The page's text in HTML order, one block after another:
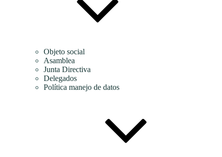
Objeto social
Asamblea
Junta Directiva
Delegados
Política manejo de datos